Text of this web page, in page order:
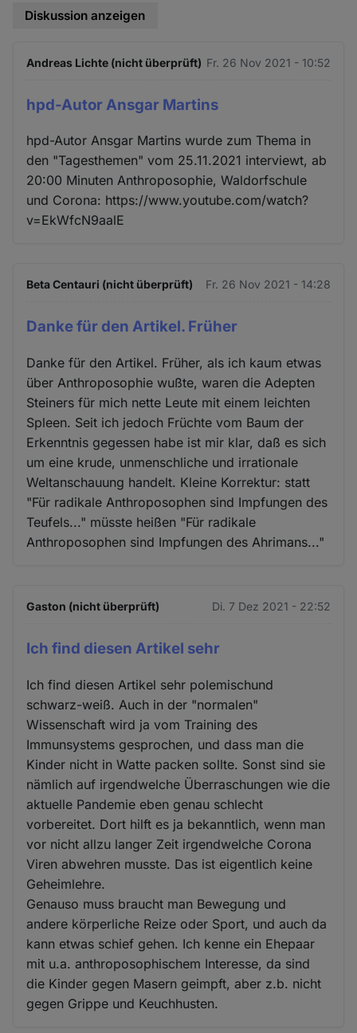
Diskussion anzeigen
Andreas Lichte (nicht überprüft) Fr. 26 Nov 2021 - 10:52
hpd-Autor Ansgar Martins
hpd-Autor Ansgar Martins wurde zum Thema in
den "Tagesthemen" vom 25.11.2021 interviewt, ab
20:00 Minuten Anthroposophie, Waldorfschule
und Corona: https://www.youtube.com/watch?
v=EkWfcN9aalE
Beta Centauri (nicht überprüft) Fr. 26 Nov 2021 - 14:28
Danke für den Artikel. Früher
Danke für den Artikel. Früher, als ich kaum etwas
über Anthroposophie wußte, waren die Adepten
Steiners für mich nette Leute mit einem leichten
Spleen. Seit ich jedoch Früchte vom Baum der
Erkenntnis gegessen habe ist mir klar, daß es sich
um eine krude, unmenschliche und irrationale
Weltanschauung handelt. Kleine Korrektur: statt
"Für radikale Anthroposophen sind Impfungen des
Teufels..." müsste heißen "Für radikale
Anthroposophen sind Impfungen des Ahrimans..."
Gaston (nicht überprüft) Di. 7 Dez 2021 - 22:52
Ich find diesen Artikel sehr
Ich find diesen Artikel sehr polemischund
schwarz-weiß. Auch in der "normalen"
Wissenschaft wird ja vom Training des
Immunsystems gesprochen, und dass man die
Kinder nicht in Watte packen sollte. Sonst sind sie
nämlich auf irgendwelche Überraschungen wie die
aktuelle Pandemie eben genau schlecht
vorbereitet. Dort hilft es ja bekanntlich, wenn man
vor nicht allzu langer Zeit irgendwelche Corona
Viren abwehren musste. Das ist eigentlich keine
Geheimlehre.
Genauso muss braucht man Bewegung und
andere körperliche Reize oder Sport, und auch da
kann etwas schief gehen. Ich kenne ein Ehepaar
mit u.a. anthroposophischem Interesse, da sind
die Kinder gegen Masern geimpft, aber z.b. nicht
gegen Grippe und Keuchhusten.